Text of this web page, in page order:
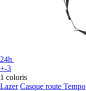
24h
+-3
1 coloris
Lazer Casque route Tempo